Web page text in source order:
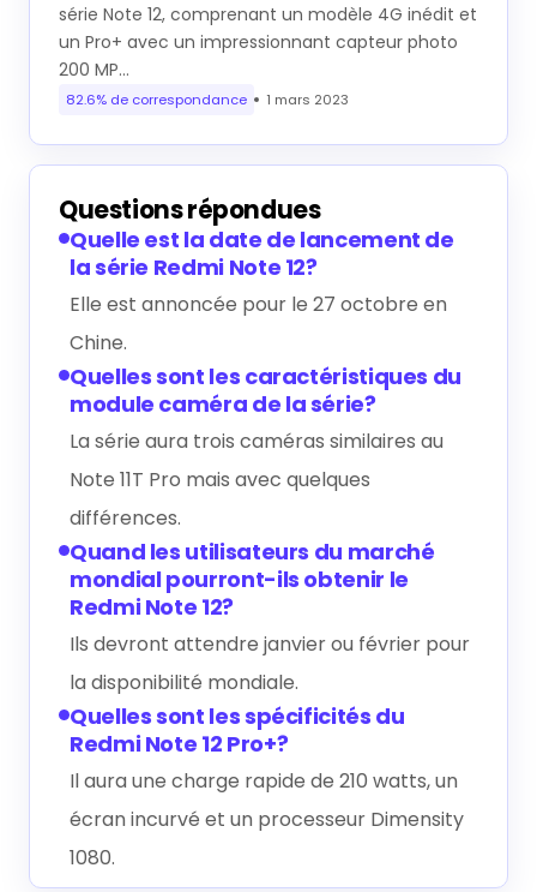
série Note 12, comprenant un modèle 4G inédit et
un Pro+ avec un impressionnant capteur photo
200 MP…
82.6% de correspondance 1 mars 2023
Questions répondues
Quelle est la date de lancement de
la série Redmi Note 12?
Elle est annoncée pour le 27 octobre en
Chine.
Quelles sont les caractéristiques du
module caméra de la série?
La série aura trois caméras similaires au
Note 11T Pro mais avec quelques
différences.
Quand les utilisateurs du marché
mondial pourront-ils obtenir le
Redmi Note 12?
Ils devront attendre janvier ou février pour
la disponibilité mondiale.
Quelles sont les spécificités du
Redmi Note 12 Pro+?
Il aura une charge rapide de 210 watts, un
écran incurvé et un processeur Dimensity
1080.